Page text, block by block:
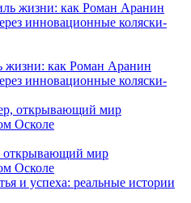
жизни: как Роман Аранин
инновационные коляски-
открывающий мир
Осколе